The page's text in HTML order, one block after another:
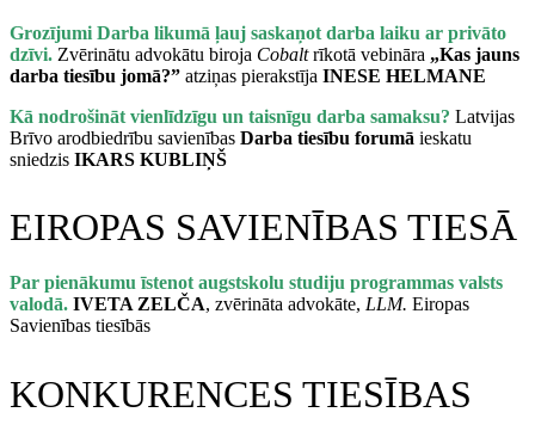
Grozījumi Darba likumā ļauj saskaņot darba laiku ar privāto
dzīvi. Zvērinātu advokātu biroja Cobaltrīkotā vebināra „Kas jauns
darba tiesību jomā?” atziņas pierakstīja INESE HELMANE
Kā nodrošināt vienlīdzīgu un taisnīgu darba samaksu? Latvijas
Brīvo arodbiedrību savienības Darba tiesību forumā ieskatu
sniedzis IKARS KUBLIŅŠ
EIROPAS SAVIENĪBAS TIESĀ
Par pienākumu īstenot augstskolu studiju programmas valsts
valodā. IVETA ZELČA, zvērināta advokāte, LLM. Eiropas
Savienības tiesībās
KONKURENCES TIESĪBAS